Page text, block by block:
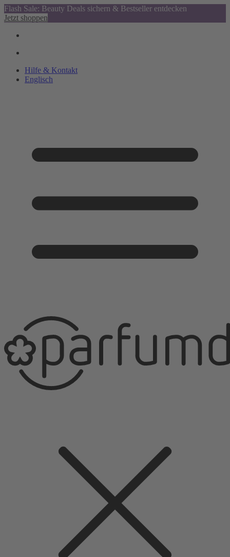
Flash Sale: Beauty Deals sichern & Bestseller entdecken
Jetzt shoppen
Hilfe & Kontakt
Englisch